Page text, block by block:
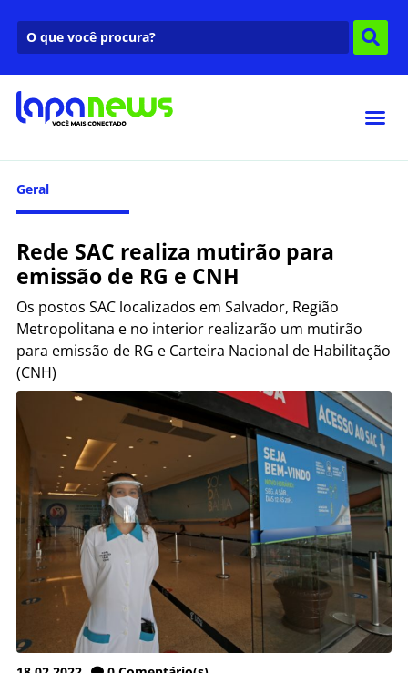
Geral
Rede SAC realiza mutirão para
emissão de RG e CNH
Os postos SAC localizados em Salvador, Região
Metropolitana e no interior realizarão um mutirão
para emissão de RG e Carteira Nacional de Habilitação
(CNH)